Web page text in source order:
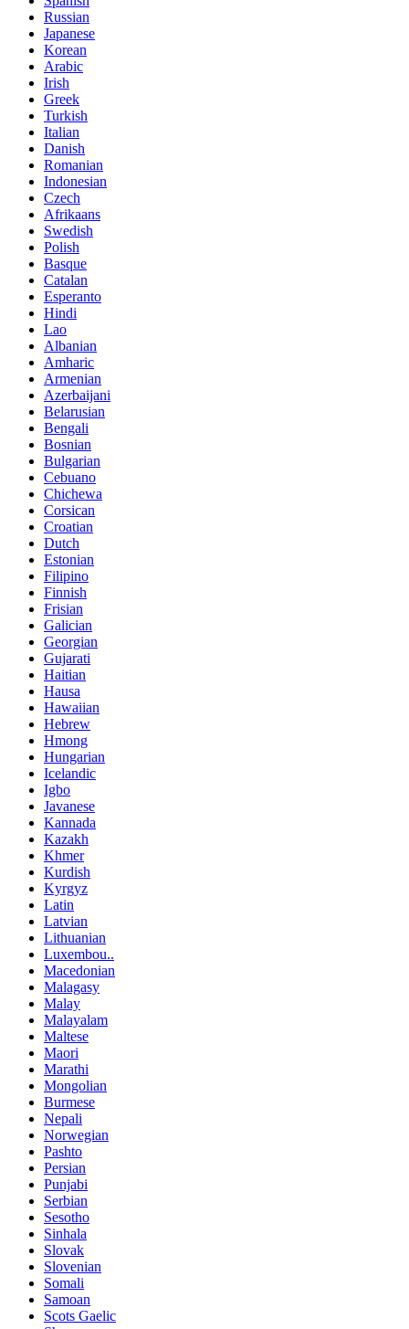
Russian
Japanese
Korean
Arabic
Irish
Greek
Turkish
Italian
Danish
Romanian
Indonesian
Czech
Afrikaans
Swedish
Polish
Basque
Catalan
Esperanto
Hindi
Lao
Albanian
Amharic
Armenian
Azerbaijani
Belarusian
Bengali
Bosnian
Bulgarian
Cebuano
Chichewa
Corsican
Croatian
Dutch
Estonian
Filipino
Finnish
Frisian
Galician
Georgian
Gujarati
Haitian
Hausa
Hawaiian
Hebrew
Hmong
Hungarian
Icelandic
Igbo
Javanese
Kannada
Kazakh
Khmer
Kurdish
Kyrgyz
Latin
Latvian
Lithuanian
Luxembou..
Macedonian
Malagasy
Malay
Malayalam
Maltese
Maori
Marathi
Mongolian
Burmese
Nepali
Norwegian
Pashto
Persian
Punjabi
Serbian
Sesotho
Sinhala
Slovak
Slovenian
Somali
Samoan
Scots Gaelic